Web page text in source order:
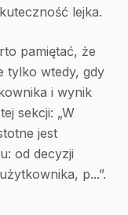
lejka.
pamiętać, że
tylko wtedy, gdy
i wynik
sekcji: „W
jest
od decyzji
p...”.